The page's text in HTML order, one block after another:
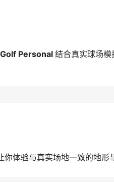
Personal 结合真实球场
体验与真实场地一致的地形